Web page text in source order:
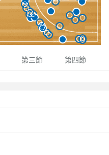
第三節 第四節